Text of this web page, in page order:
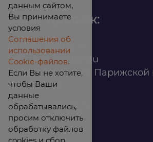
Офис продаж:
infomarket@ilan.su
г. Красноярск, ул.
помещ. 302
ИНН: 2465263327
данным сайтом,
Вы принимаете
условия
Соглашения об
использовании
Cookie-файлов.
Если Вы не хотите,
чтобы Ваши
данные
обрабатывались,
просим отключить
обработку файлов